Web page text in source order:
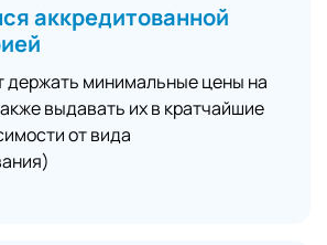
аккредитованной
держать минимальные цены на
выдавать их в кратчайшие
от вида